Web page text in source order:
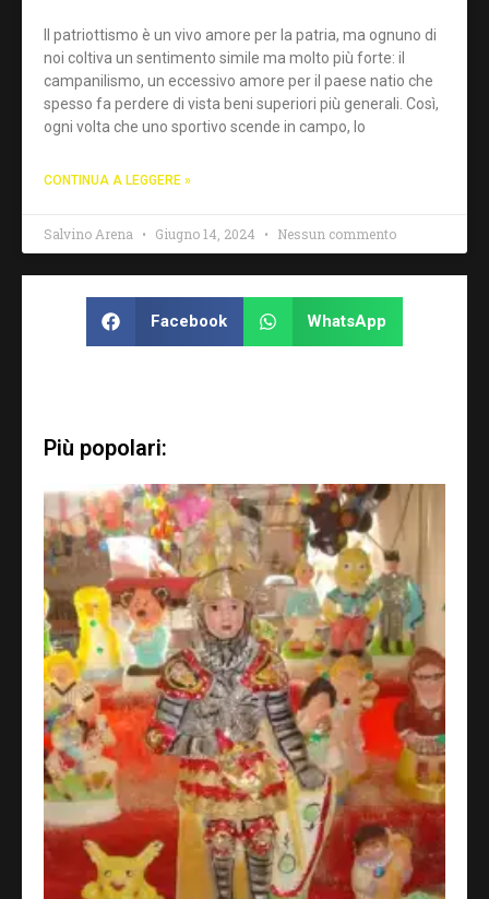
Il patriottismo è un vivo amore per la patria, ma ognuno di
noi coltiva un sentimento simile ma molto più forte: il
campanilismo, un eccessivo amore per il paese natio che
spesso fa perdere di vista beni superiori più generali. Così,
ogni volta che uno sportivo scende in campo, lo
CONTINUA A LEGGERE »
Salvino Arena Giugno 14, 2024 Nessun commento
Facebook WhatsApp
Più popolari: